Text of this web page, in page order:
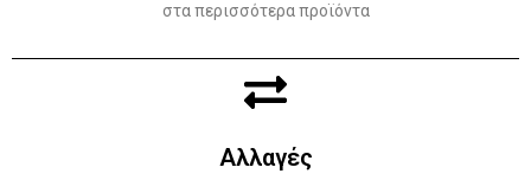
στα περισσότερα προϊόντα
Αλλαγές